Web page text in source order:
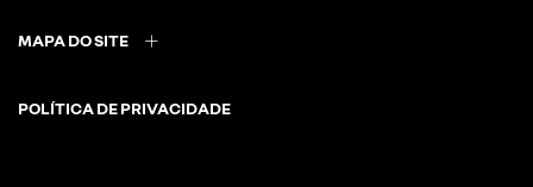
MAPA DO SITE
POLÍTICA DE PRIVACIDADE